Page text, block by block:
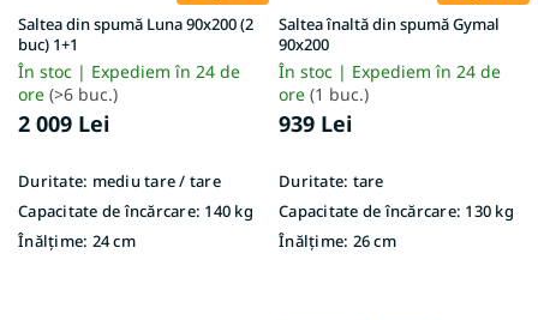
Saltea din spumă Luna 90x200 (2
buc) 1+1
În stoc | Expediem în 24 de
ore (>6 buc.)
2 009 Lei
Duritate: mediu tare / tare
Capacitate de încărcare: 140 kg
Înălțime: 24 cm
Saltea înaltă din spumă Gymal
90x200
În stoc | Expediem în 24 de
ore (1 buc.)
939 Lei
Duritate: tare
Capacitate de încărcare: 130 kg
Înălțime: 26 cm